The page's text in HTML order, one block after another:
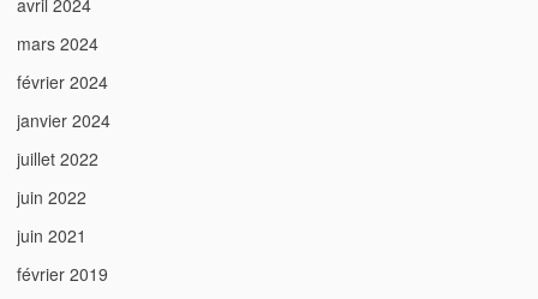
mars 2024
février 2024
janvier 2024
juillet 2022
juin 2022
juin 2021
février 2019